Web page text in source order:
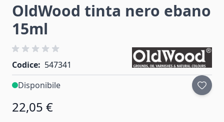
OldWood tinta nero ebano
15ml
Codice: 547341
Disponibile
22,05 €